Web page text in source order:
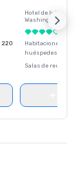
220
Hotel de lujo en
Washington
Habitaciones para
huéspedes
Salas de reunión